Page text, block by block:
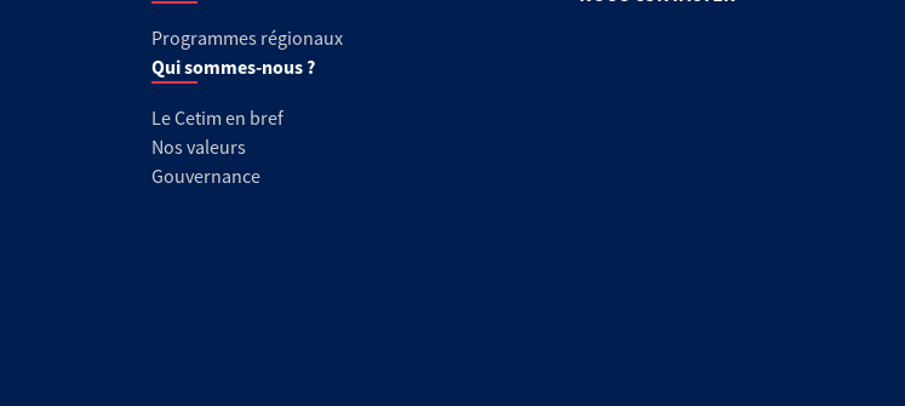
Programmes régionaux
Qui sommes-nous ?
Le Cetim en bref
Nos valeurs
Gouvernance